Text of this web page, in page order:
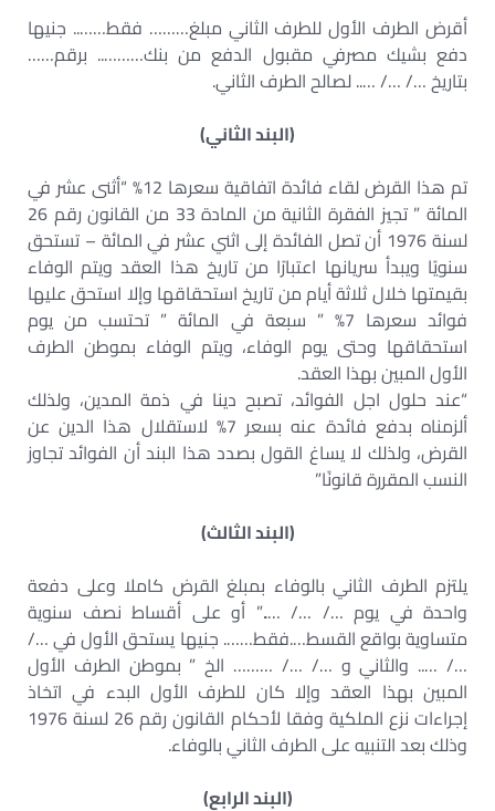
أقرض الطرف الأول للطرف الثاني مبلغ……… فقط…….. جنيها
دفع بشيك مصرفي مقبول الدفع من بنك……….. برقم……
بتاريخ …/ …/ ….. لصالح الطرف الثاني.
(البند الثاني)
تم هذا القرض لقاء فائدة اتفاقية سعرها 12% “أثنى عشر في
المائة ” تجيز الفقرة الثانية من المادة 33 من القانون رقم 26
لسنة 1976 أن تصل الفائدة إلى اثني عشر في المائة – تستحق
سنويًا ويبدأ سريانها اعتبارًا من تاريخ هذا العقد ويتم الوفاء
بقيمتها خلال ثلاثة أيام من تاريخ استحقاقها وإلا استحق عليها
فوائد سعرها 7% ” سبعة في المائة ” تحتسب من يوم
استحقاقها وحتى يوم الوفاء، ويتم الوفاء بموطن الطرف
الأول المبين بهذا العقد.
“عند حلول اجل الفوائد، تصبح دينا في ذمة المدين، ولذلك
ألزمناه بدفع فائدة عنه بسعر 7% لاستقلال هذا الدين عن
القرض، ولذلك لا يساغ القول بصدد هذا البند أن الفوائد تجاوز
النسب المقررة قانونًا”
(البند الثالث)
يلتزم الطرف الثاني بالوفاء بمبلغ القرض كاملا وعلى دفعة
واحدة في يوم …/ …/ …..” أو على أقساط نصف سنوية
متساوية بواقع القسط….فقط……. جنيها يستحق الأول في …/
…/ ….. والثاني و …/ …/ ……… الخ ” بموطن الطرف الأول
المبين بهذا العقد وإلا كان للطرف الأول البدء في اتخاذ
إجراءات نزع الملكية وفقا لأحكام القانون رقم 26 لسنة 1976
وذلك بعد التنبيه على الطرف الثاني بالوفاء.
(البند الرابع)